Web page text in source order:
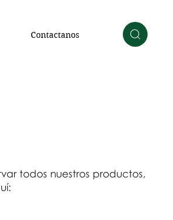
Contactanos
todos nuestros productos,